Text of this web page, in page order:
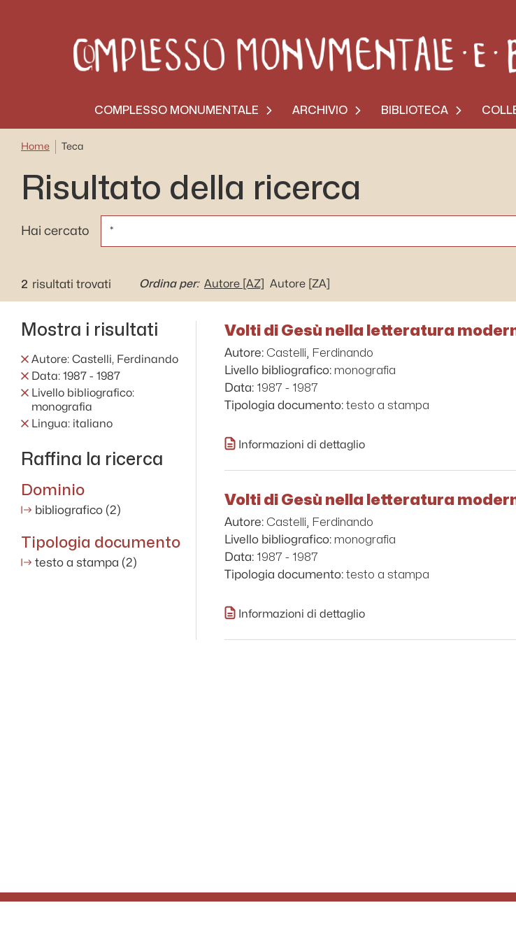
COMPLESSO MONUMENTALE ARCHIVIO BIBLIOTECA
Home Teca
Risultato della ricerca
Hai cercato
2 risultati trovati Ordina per: Autore [AZ] Autore [ZA]
Mostra i risultati
Autore: Castelli, Ferdinando
Data: 1987 - 1987
Livello bibliografico:
monografia
Lingua: italiano
Raffina la ricerca
Dominio
bibliografico (2)
Tipologia documento
testo a stampa (2)
Volti di Gesù nella letteratura
Autore: Castelli, Ferdinando
Livello bibliografico: monografia
Data: 1987 - 1987
Tipologia documento: testo a stampa
Informazioni di dettaglio
Volti di Gesù nella letteratura
Autore: Castelli, Ferdinando
Livello bibliografico: monografia
Data: 1987 - 1987
Tipologia documento: testo a stampa
Informazioni di dettaglio